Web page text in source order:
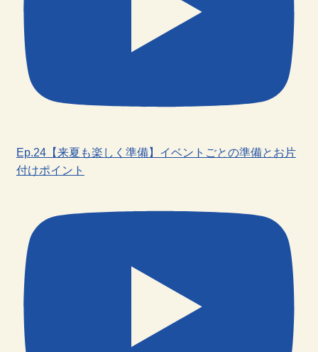
Ep.24【来夏も楽しく準備】イベントごとの準備とお片
付けポイント